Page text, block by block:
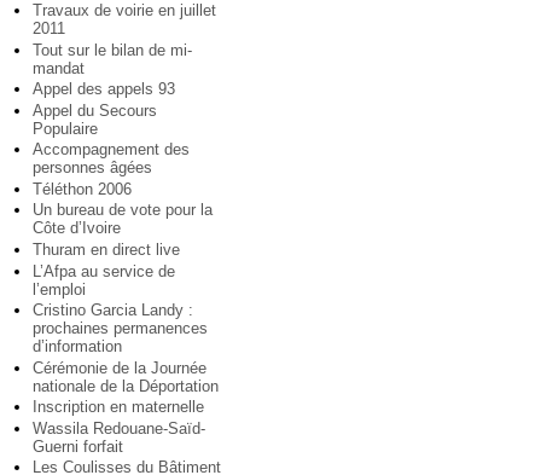
Travaux de voirie en juillet
2011
Tout sur le bilan de mi-
mandat
Appel des appels 93
Appel du Secours
Populaire
Accompagnement des
personnes âgées
Téléthon 2006
Un bureau de vote pour la
Côte d’Ivoire
Thuram en direct live
L’Afpa au service de
l’emploi
Cristino Garcia Landy :
prochaines permanences
d’information
Cérémonie de la Journée
nationale de la Déportation
Inscription en maternelle
Wassila Redouane-Saïd-
Guerni forfait
Les Coulisses du Bâtiment